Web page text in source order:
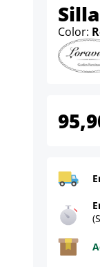
Color: